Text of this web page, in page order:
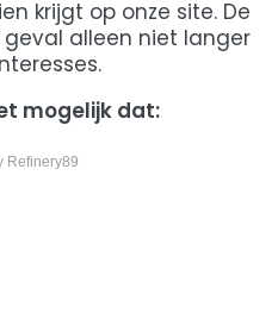
krijgt op onze site. De
alleen niet langer
mogelijk dat:
Refinery89